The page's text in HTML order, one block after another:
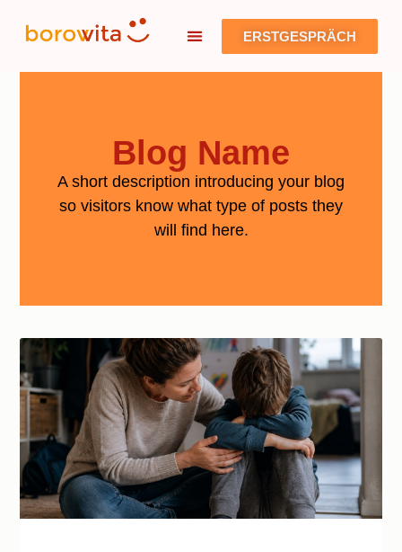
ERSTGESPRÄCH
Blog Name
A short description introducing your blog
so visitors know what type of posts they
will find here.